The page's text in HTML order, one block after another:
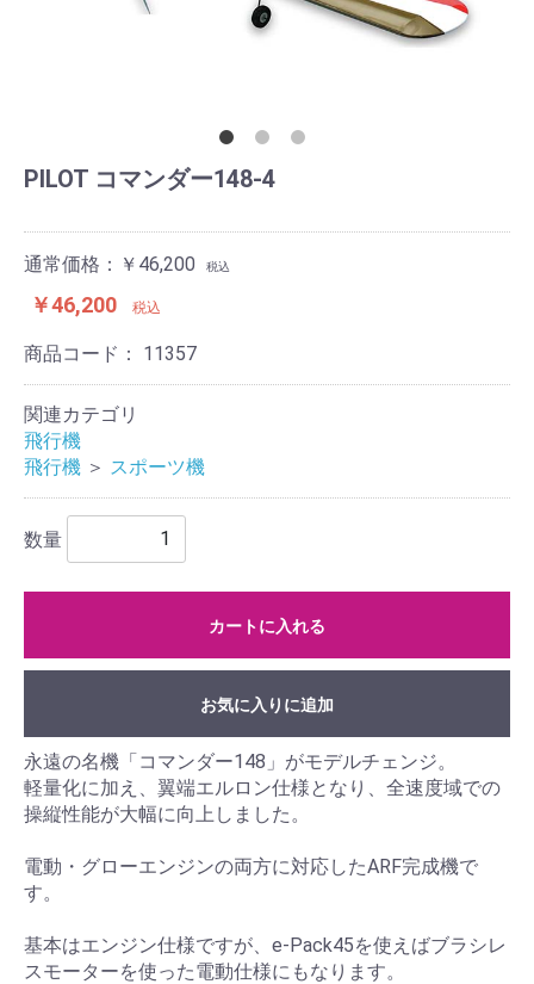
PILOT コマンダー148-4
通常価格：￥46,200 税込
￥46,200 税込
商品コード： 11357
関連カテゴリ
飛行機
飛行機 ＞ スポーツ機
数量
カートに入れる
お気に入りに追加
永遠の名機「コマンダー148」がモデルチェンジ。
軽量化に加え、翼端エルロン仕様となり、全速度域での
操縦性能が大幅に向上しました。
電動・グローエンジンの両方に対応したARF完成機で
す。
基本はエンジン仕様ですが、e-Pack45を使えばブラシレ
スモーターを使った電動仕様にもなります。